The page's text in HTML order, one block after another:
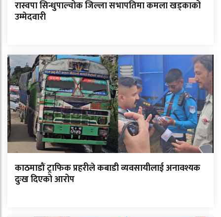
रास्वपा सिन्धुपाल्चोक जिल्ला सभापतिमा कमला खड्काको
उम्मेदवारी
काठमाडौं ट्राफिक प्रहरीले कबाडी व्यवसायीलाई अनावश्यक
दुःख दिएको आरोप